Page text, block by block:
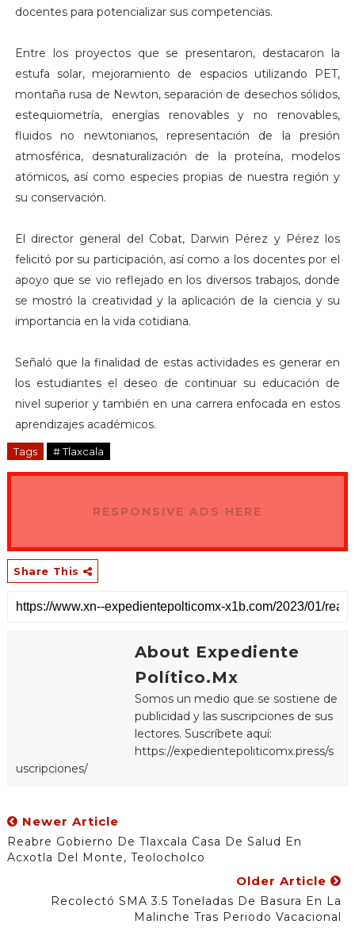
docentes para potencializar sus competencias.
Entre los proyectos que se presentaron, destacaron la
estufa solar, mejoramiento de espacios utilizando PET,
montaña rusa de Newton, separación de desechos sólidos,
estequiometría, energías renovables y no renovables,
fluidos no newtonianos, representación de la presión
atmosférica, desnaturalización de la proteína, modelos
atómicos, así como especies propias de nuestra región y
su conservación.
El director general del Cobat, Darwin Pérez y Pérez los
felicitó por su participación, así como a los docentes por el
apoyo que se vio reflejado en los diversos trabajos, donde
se mostró la creatividad y la aplicación de la ciencia y su
importancia en la vida cotidiana.
Señaló que la finalidad de estas actividades es generar en
los estudiantes el deseo de continuar su educación de
nivel superior y también en una carrera enfocada en estos
aprendizajes académicos.
Tags # Tlaxcala
RESPONSIVE ADS HERE
Share This
About Expediente
Político.Mx
Somos un medio que se sostiene de
publicidad y las suscripciones de sus
lectores. Suscríbete aquí:
https://expedientepoliticomx.press/s
uscripciones/
Newer Article
Reabre Gobierno De Tlaxcala Casa De Salud En
Acxotla Del Monte, Teolocholco
Older Article
Recolectó SMA 3.5 Toneladas De Basura En La
Malinche Tras Periodo Vacacional